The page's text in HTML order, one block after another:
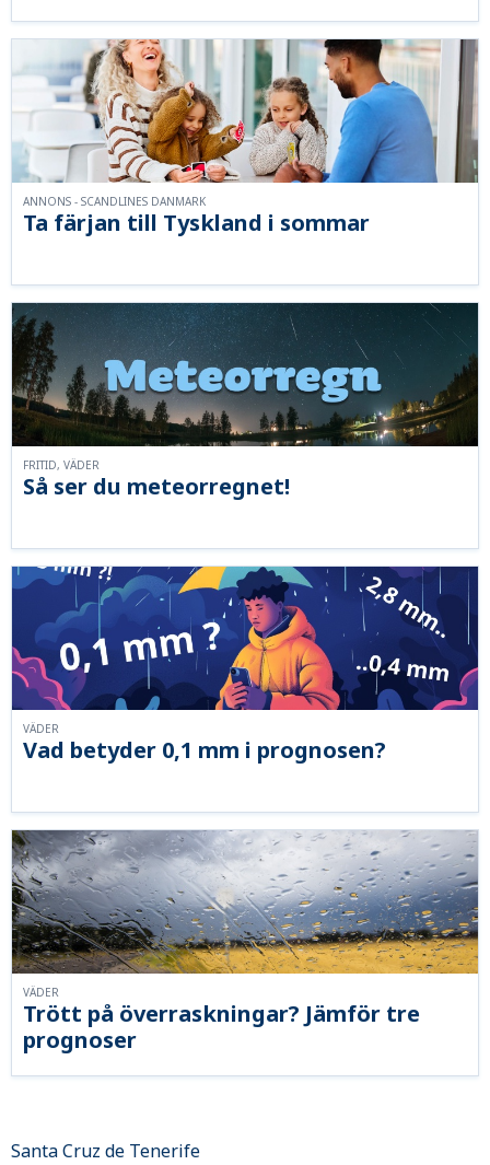
Ta färjan till Tyskland i sommar
ANNONS - SCANDLINES DANMARK
Så ser du meteorregnet!
FRITID, VÄDER
Vad betyder 0,1 mm i prognosen?
VÄDER
Trött på överraskningar? Jämför tre
prognoser
VÄDER
Santa Cruz de Tenerife